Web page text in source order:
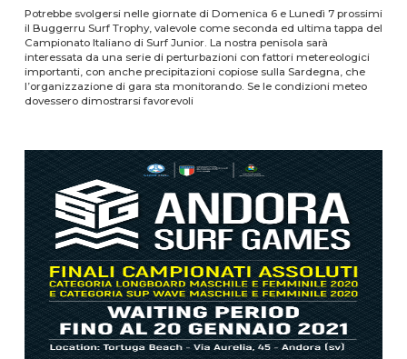
Potrebbe svolgersi nelle giornate di Domenica 6 e Lunedì 7 prossimi
il Buggerru Surf Trophy, valevole come seconda ed ultima tappa del
Campionato Italiano di Surf Junior. La nostra penisola sarà
interessata da una serie di perturbazioni con fattori metereologici
importanti, con anche precipitazioni copiose sulla Sardegna, che
l’organizzazione di gara sta monitorando. Se le condizioni meteo
dovessero dimostrarsi favorevoli